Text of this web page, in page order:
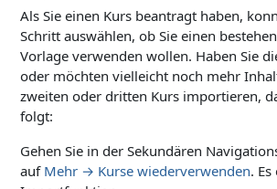
Als Sie einen Kurs beantragt haben,
Schritt auswählen, ob Sie einen
Vorlage verwenden wollen. Haben Sie
oder möchten vielleicht noch mehr
zweiten oder dritten Kurs importieren,
folgt:
Gehen Sie in der Sekundären
auf Mehr → Kurse wiederverwenden.